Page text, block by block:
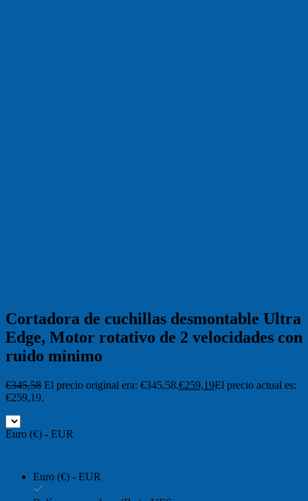
Cortadora de cuchillas desmontable Ultra
Edge, Motor rotativo de 2 velocidades con
ruido mínimo
€345,58 El precio original era: €345,58.€259,19El precio actual es:
€259,19.
Euro (€) - EUR
Euro (€) - EUR